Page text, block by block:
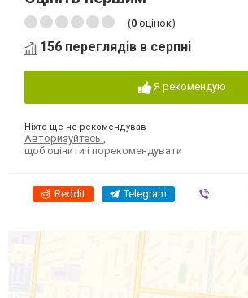
(0 оцінок)
156 переглядів в серпні
Я рекомендую
Ніхто ще не рекомендував
Авторизуйтесь
щоб оцінити і порекомендувати
Reddit Telegram